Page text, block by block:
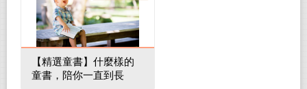
【精選童書】什麼樣的
童書，陪你一直到長